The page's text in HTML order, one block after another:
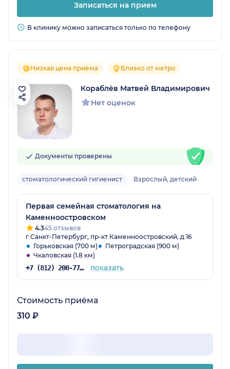
Записаться на прием
В клинику можно записаться только по телефону
Низкая цена приёма Близко от метро
Кораблёв Матвей Владимирович
Нет оценок
Документы проверены
стоматологический гигиенист Взрослый, детский
Первая семейная стоматология на
Каменноостровском
4.345 отзывов
г Санкт-Петербург, пр-кт Каменноостровский, д 16
Горьковская (700 м)
Петроградская (900 м)
Чкаловская (1.8 км)
+7 (812) 200-77-54 показать
Стоимость приёма
310 ₽